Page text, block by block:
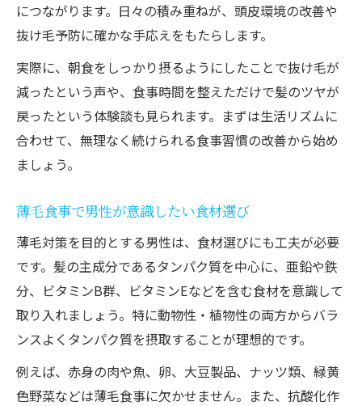
につながります。日々の積み重ねが、頭皮環境の改善や
抜け毛予防に確かな手応えをもたらします。
実際に、朝食をしっかり摂るようにしたことで抜け毛が
減ったという声や、食事時間を整えただけで髪のツヤが
戻ったという体験談も見られます。まずは生活リズムに
合わせて、無理なく続けられる食事習慣の改善から始め
ましょう。
薄毛食事で男性が意識したい食材選び
薄毛対策を目的とする男性は、食材選びにも工夫が必要
です。髪の主成分であるタンパク質を中心に、亜鉛や鉄
分、ビタミンB群、ビタミンEなどを含む食材を意識して
取り入れましょう。特に動物性・植物性の両方からバラ
ンスよくタンパク質を摂取することが理想的です。
例えば、赤身の肉や魚、卵、大豆製品、ナッツ類、緑黄
色野菜などは薄毛食事に欠かせません。また、抗酸化作